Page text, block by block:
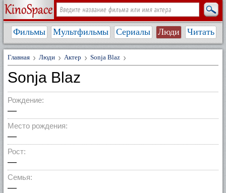
Фильмы Мультфильмы Сериалы Люди Читать
Главная Люди Актер Sonja Blaz
Sonja Blaz
Рождение:
—
Место рождения:
—
Рост:
—
Семья:
—